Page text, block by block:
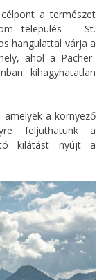
a természet
település – St.
hangulattal várja a
ahol a Pacher-
kihagyhatatlan
a környező
feljuthatunk a
kilátást nyújt a